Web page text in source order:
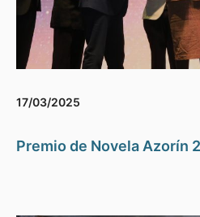
17/03/2025
Premio de Novela Azorín